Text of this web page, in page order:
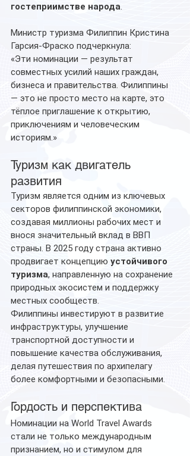
гостеприимстве народа.
Министр туризма Филиппин Кристина
Гарсия-Фраско подчеркнула:
«Эти номинации — результат
совместных усилий наших граждан,
бизнеса и правительства. Филиппины
— это не просто место на карте, это
тёплое приглашение к открытию,
приключениям и человеческим
историям.»
Туризм как двигатель
развития
Туризм является одним из ключевых
секторов филиппинской экономики,
создавая миллионы рабочих мест и
внося значительный вклад в ВВП
страны. В 2025 году страна активно
продвигает концепцию устойчивого
туризма, направленную на сохранение
природных экосистем и поддержку
местных сообществ.
Филиппины инвестируют в развитие
инфраструктуры, улучшение
транспортной доступности и
повышение качества обслуживания,
делая путешествия по архипелагу
более комфортными и безопасными.
Гордость и перспектива
Номинации на World Travel Awards
стали не только международным
признанием, но и стимулом для